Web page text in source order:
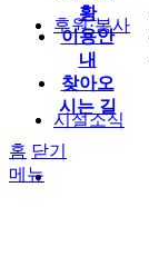
후원·봉사
시설소식
황
이용안
내
찾아오
시는 길
홈 닫기
메뉴